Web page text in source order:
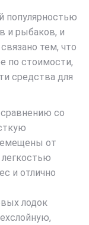
популярностью
и рыбаков, и
тем, что
по стоимости,
средства для
со
от
легкостью
и отлично
лодок